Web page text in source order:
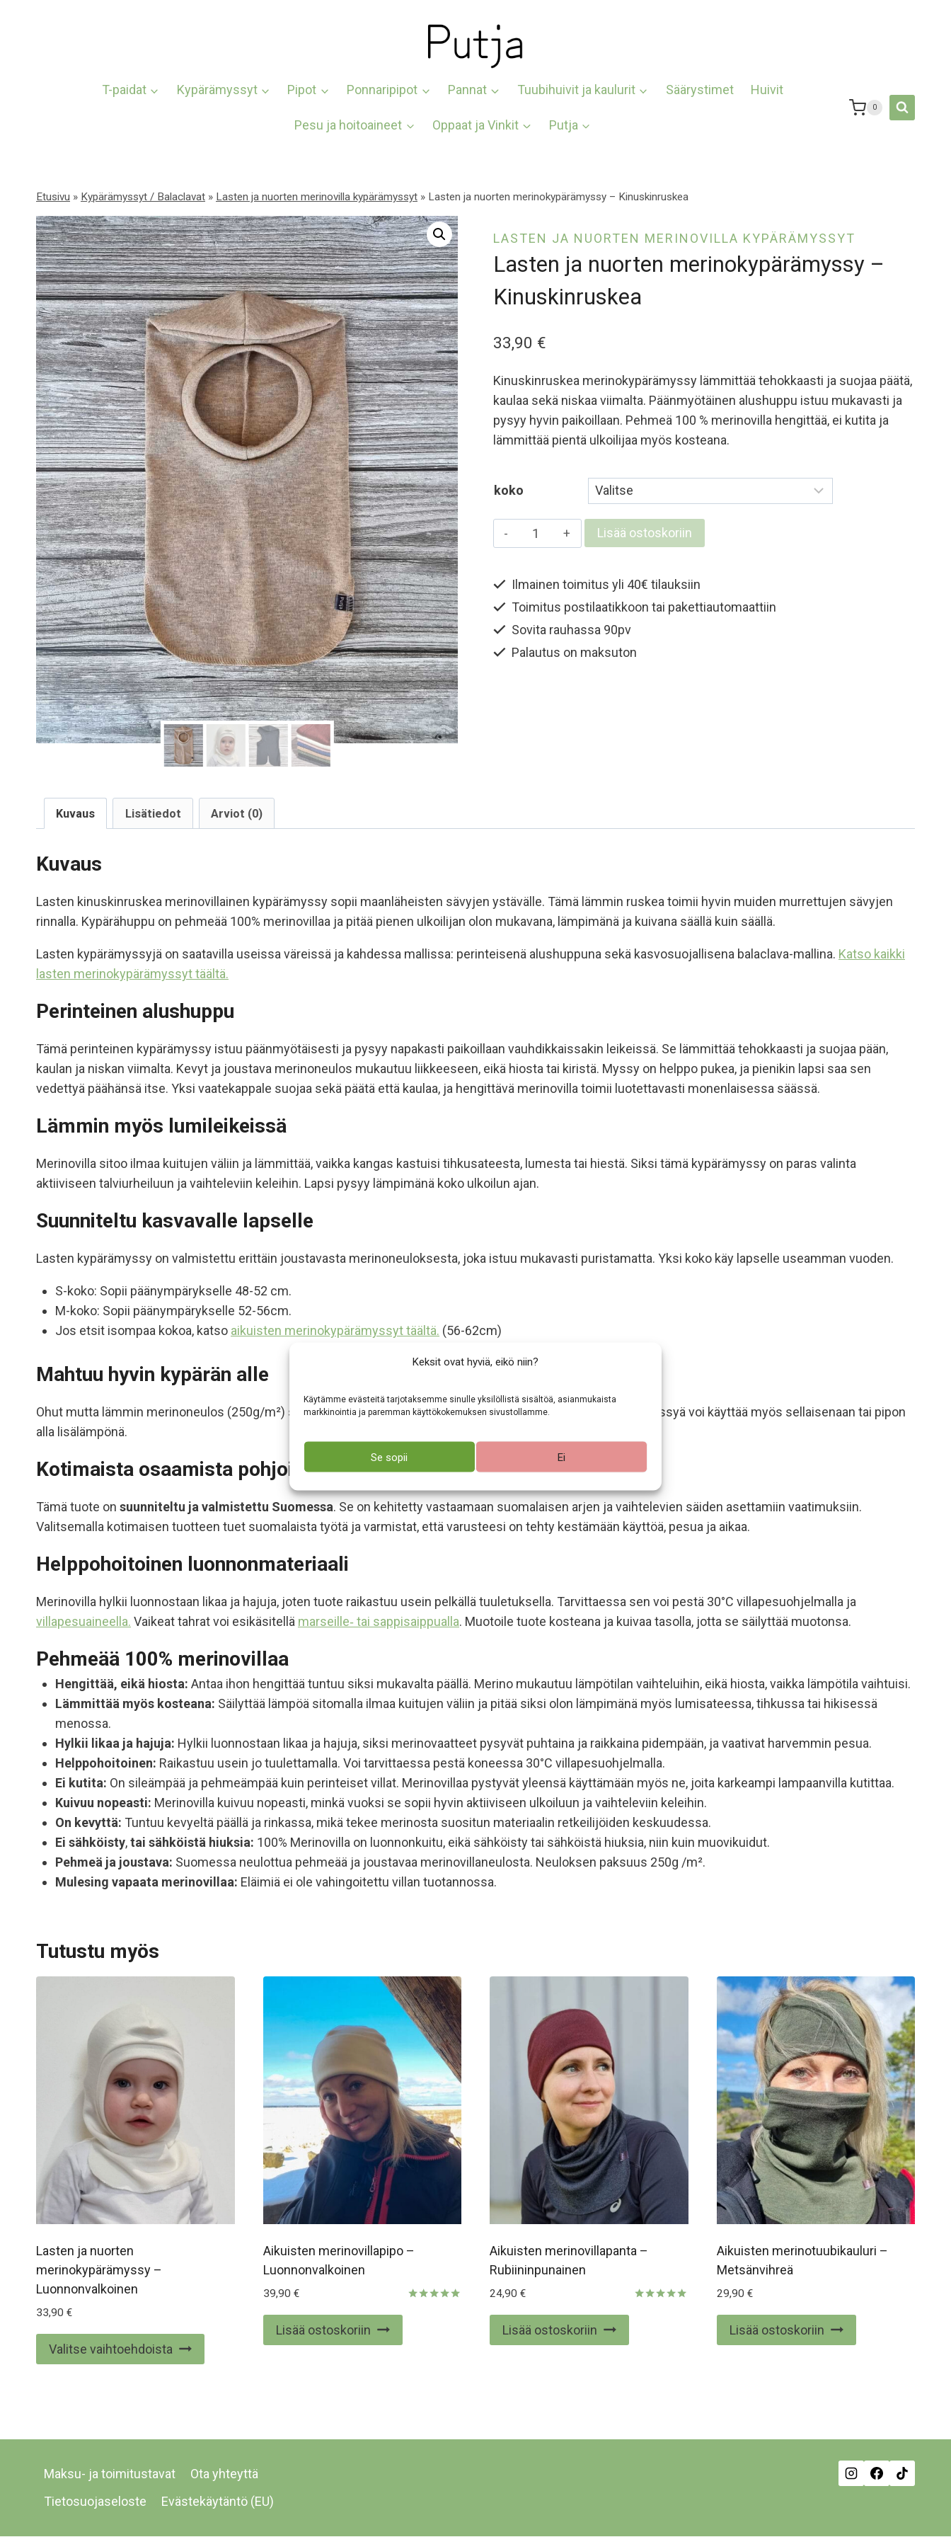
Keksit ovat hyviä, eikö niin?
Käytämme evästeitä tarjotaksemme sinulle yksilöllistä sisältöä, asianmukaista
markkinointia ja paremman käyttökokemuksen sivustollamme.
Se sopii Ei
T-paidat Kypärämyssyt Pipot Ponnaripipot Pannat Tuubihuivit ja kaulurit Säärystimet Huivit
Pesu ja hoitoaineet Oppaat ja Vinkit Putja
0
Etusivu » Kypärämyssyt / Balaclavat » Lasten ja nuorten merinovilla kypärämyssyt » Lasten ja nuorten merinokypärämyssy – Kinuskinruskea
LASTEN JA NUORTEN MERINOVILLA KYPÄRÄMYSSYT
Lasten ja nuorten merinokypärämyssy –
Kinuskinruskea
33,90 €
Kinuskinruskea merinokypärämyssy lämmittää tehokkaasti ja suojaa päätä,
kaulaa sekä niskaa viimalta. Päänmyötäinen alushuppu istuu mukavasti ja
pysyy hyvin paikoillaan. Pehmeä 100 % merinovilla hengittää, ei kutita ja
lämmittää pientä ulkoilijaa myös kosteana.
koko
Lasten
ja
merinokypärämyssy
-
Kinuskinruskea
määrä
Lisää ostoskoriin
Ilmainen toimitus yli 40€ tilauksiin
Toimitus postilaatikkoon tai pakettiautomaattiin
Sovita rauhassa 90pv
Palautus on maksuton
Kuvaus Lisätiedot Arviot (0)
Kuvaus
Lasten kinuskinruskea merinovillainen kypärämyssy sopii maanläheisten sävyjen ystävälle. Tämä lämmin ruskea toimii hyvin muiden murrettujen sävyjen
rinnalla. Kypärähuppu on pehmeää 100% merinovillaa ja pitää pienen ulkoilijan olon mukavana, lämpimänä ja kuivana säällä kuin säällä.
Lasten kypärämyssyjä on saatavilla useissa väreissä ja kahdessa mallissa: perinteisenä alushuppuna sekä kasvosuojallisena balaclava-mallina. Katso kaikki
lasten merinokypärämyssyt täältä.
Perinteinen alushuppu
Tämä perinteinen kypärämyssy istuu päänmyötäisesti ja pysyy napakasti paikoillaan vauhdikkaissakin leikeissä. Se lämmittää tehokkaasti ja suojaa pään,
kaulan ja niskan viimalta. Kevyt ja joustava merinoneulos mukautuu liikkeeseen, eikä hiosta tai kiristä. Myssy on helppo pukea, ja pienikin lapsi saa sen
vedettyä päähänsä itse. Yksi vaatekappale suojaa sekä päätä että kaulaa, ja hengittävä merinovilla toimii luotettavasti monenlaisessa säässä.
Lämmin myös lumileikeissä
Merinovilla sitoo ilmaa kuitujen väliin ja lämmittää, vaikka kangas kastuisi tihkusateesta, lumesta tai hiestä. Siksi tämä kypärämyssy on paras valinta
aktiiviseen talviurheiluun ja vaihteleviin keleihin. Lapsi pysyy lämpimänä koko ulkoilun ajan.
Suunniteltu kasvavalle lapselle
Lasten kypärämyssy on valmistettu erittäin joustavasta merinoneuloksesta, joka istuu mukavasti puristamatta. Yksi koko käy lapselle useamman vuoden.
S-koko: Sopii päänympärykselle 48-52 cm.
M-koko: Sopii päänympärykselle 52-56cm.
Jos etsit isompaa kokoa, katso aikuisten merinokypärämyssyt täältä. (56-62cm)
Mahtuu hyvin kypärän alle
Ohut mutta lämmin merinoneulos (250g/m²) sopii hyvin laskettelu-, pyöräily- ja ratsastuskypärän alle. Kypärämyssyä voi käyttää myös sellaisenaan tai pipon
alla lisälämpönä.
Kotimaista osaamista pohjoisiin oloihin
Tämä tuote on suunniteltu ja valmistettu Suomessa. Se on kehitetty vastaamaan suomalaisen arjen ja vaihtelevien säiden asettamiin vaatimuksiin.
Valitsemalla kotimaisen tuotteen tuet suomalaista työtä ja varmistat, että varusteesi on tehty kestämään käyttöä, pesua ja aikaa.
Helppohoitoinen luonnonmateriaali
Merinovilla hylkii luonnostaan likaa ja hajuja, joten tuote raikastuu usein pelkällä tuuletuksella. Tarvittaessa sen voi pestä 30°C villapesuohjelmalla ja
villapesuaineella. Vaikeat tahrat voi esikäsitellä marseille‑ tai sappisaippualla. Muotoile tuote kosteana ja kuivaa tasolla, jotta se säilyttää muotonsa.
Pehmeää 100% merinovillaa
Hengittää, eikä hiosta: Antaa ihon hengittää tuntuu siksi mukavalta päällä. Merino mukautuu lämpötilan vaihteluihin, eikä hiosta, vaikka lämpötila vaihtuisi.
Lämmittää myös kosteana: Säilyttää lämpöä sitomalla ilmaa kuitujen väliin ja pitää siksi olon lämpimänä myös lumisateessa, tihkussa tai hikisessä
menossa.
Hylkii likaa ja hajuja: Hylkii luonnostaan likaa ja hajuja, siksi merinovaatteet pysyvät puhtaina ja raikkaina pidempään, ja vaativat harvemmin pesua.
Helppohoitoinen: Raikastuu usein jo tuulettamalla. Voi tarvittaessa pestä koneessa 30°C villapesuohjelmalla.
Ei kutita: On sileämpää ja pehmeämpää kuin perinteiset villat. Merinovillaa pystyvät yleensä käyttämään myös ne, joita karkeampi lampaanvilla kutittaa.
Kuivuu nopeasti: Merinovilla kuivuu nopeasti, minkä vuoksi se sopii hyvin aktiiviseen ulkoiluun ja vaihteleviin keleihin.
On kevyttä: Tuntuu kevyeltä päällä ja rinkassa, mikä tekee merinosta suositun materiaalin retkeilijöiden keskuudessa.
Ei sähköisty,tai sähköistä hiuksia: 100% Merinovilla on luonnonkuitu, eikä sähköisty tai sähköistä hiuksia, niin kuin muovikuidut.
Pehmeä ja joustava: Suomessa neulottua pehmeää ja joustavaa merinovillaneulosta. Neuloksen paksuus 250g /m².
Mulesing vapaata merinovillaa: Eläimiä ei ole vahingoitettu villan tuotannossa.
Tutustu myös
Lasten ja nuorten
merinokypärämyssy –
Luonnonvalkoinen
33,90 €
Valitse vaihtoehdoista
tuotteella
Voit
valinnat
tuotteen
Aikuisten merinovillapipo –
Luonnonvalkoinen
39,90 €
Lisää ostoskoriin
Aikuisten merinovillapanta –
Rubiininpunainen
24,90 €
Lisää ostoskoriin
Aikuisten merinotuubikauluri –
Metsänvihreä
29,90 €
Lisää ostoskoriin
Maksu- ja toimitustavat
Ota yhteyttä
Tietosuojaseloste
Evästekäytäntö (EU)